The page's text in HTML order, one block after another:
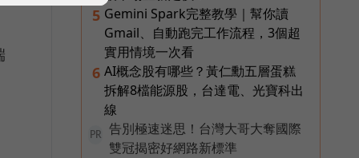
5 Gemini Spark完整教學｜幫你讀
Gmail、自動跑完工作流程，3個超
實用情境一次看
6 AI概念股有哪些？黃仁勳五層蛋糕
拆解8檔能源股，台達電、光寶科出
線
PR
告別極速迷思！台灣大哥大奪國際
雙冠揭密好網路新標準